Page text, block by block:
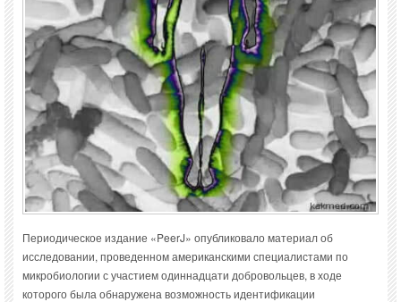
Периодическое издание «PeerJ» опубликовало материал об
исследовании, проведенном американскими специалистами по
микробиологии с участием одиннадцати добровольцев, в ходе
которого была обнаружена возможность идентификации